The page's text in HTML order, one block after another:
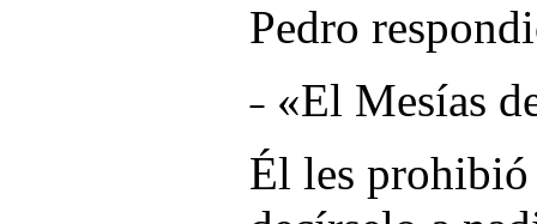
Pedro
˗ «El Mesías
Él les prohibió